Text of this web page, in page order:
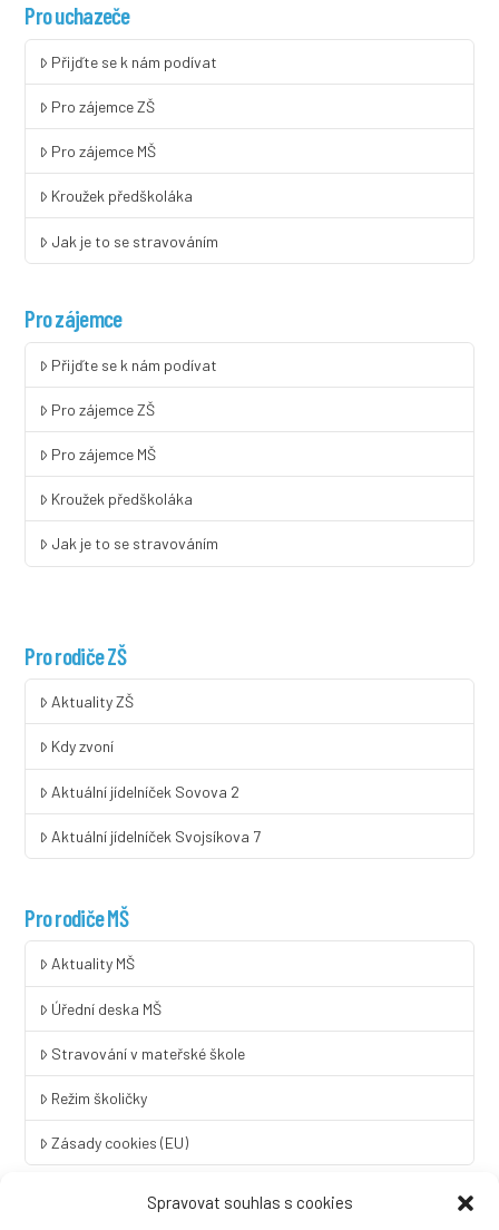
Spravovat souhlas s cookies
Pro uchazeče
Přijďte se k nám podívat
Pro zájemce ZŠ
Pro zájemce MŠ
Kroužek předškoláka
Jak je to se stravováním
Pro zájemce
Přijďte se k nám podívat
Pro zájemce ZŠ
Pro zájemce MŠ
Kroužek předškoláka
Jak je to se stravováním
Pro rodiče ZŠ
Aktuality ZŠ
Kdy zvoní
Aktuální jídelníček Sovova 2
Aktuální jídelníček Svojsíkova 7
Pro rodiče MŠ
Aktuality MŠ
Úřední deska MŠ
Stravování v mateřské škole
Režim školičky
Zásady cookies (EU)